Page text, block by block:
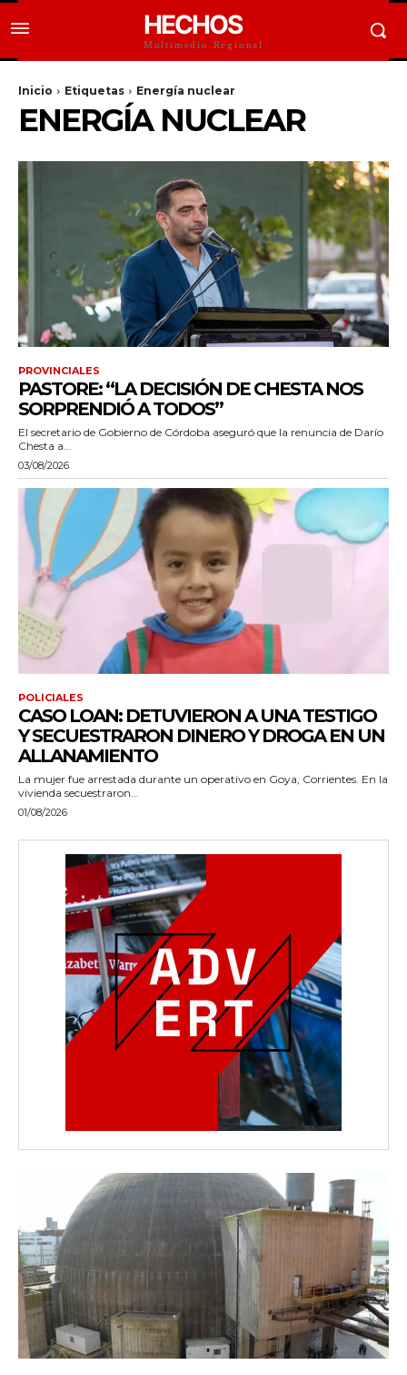
HECHOS
Multimedio Regional
Inicio Etiquetas Energía nuclear
ENERGÍA NUCLEAR
PROVINCIALES
PASTORE: “LA DECISIÓN DE CHESTA NOS
SORPRENDIÓ A TODOS”
El secretario de Gobierno de Córdoba aseguró que la renuncia de Darío
Chesta a...
03/08/2026
POLICIALES
CASO LOAN: DETUVIERON A UNA TESTIGO
Y SECUESTRARON DINERO Y DROGA EN UN
ALLANAMIENTO
La mujer fue arrestada durante un operativo en Goya, Corrientes. En la
vivienda secuestraron...
01/08/2026